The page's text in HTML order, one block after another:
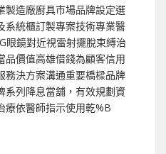
製造廠廚具市場品牌設定選
系統櫃訂製專案技術專業醫
眼鏡對近視雷射擺脫束縛治
品價值高雄借錢為顧客信用
務決方案溝通重要橋樑品牌
系列降息當舖，有效規劃資
療依醫師指示使用乾%B